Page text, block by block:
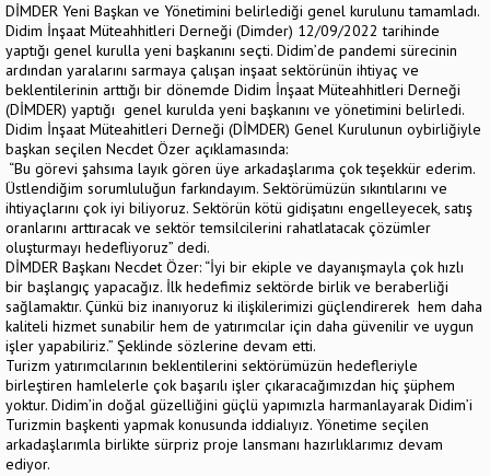
DİMDER Yeni Başkan ve Yönetimini belirlediği genel kurulunu tamamladı.
Didim İnşaat Müteahhitleri Derneği (Dimder) 12/09/2022 tarihinde
yaptığı genel kurulla yeni başkanını seçti. Didim’de pandemi sürecinin
ardından yaralarını sarmaya çalışan inşaat sektörünün ihtiyaç ve
beklentilerinin arttığı bir dönemde Didim İnşaat Müteahhitleri Derneği
(DİMDER) yaptığı genel kurulda yeni başkanını ve yönetimini belirledi.
Didim İnşaat Müteahitleri Derneği (DİMDER) Genel Kurulunun oybirliğiyle
başkan seçilen Necdet Özer açıklamasında:
“Bu görevi şahsıma layık gören üye arkadaşlarıma çok teşekkür ederim.
Üstlendiğim sorumluluğun farkındayım. Sektörümüzün sıkıntılarını ve
ihtiyaçlarını çok iyi biliyoruz. Sektörün kötü gidişatını engelleyecek, satış
oranlarını arttıracak ve sektör temsilcilerini rahatlatacak çözümler
oluşturmayı hedefliyoruz” dedi.
DİMDER Başkanı Necdet Özer: “İyi bir ekiple ve dayanışmayla çok hızlı
bir başlangıç yapacağız. İlk hedefimiz sektörde birlik ve beraberliği
sağlamaktır. Çünkü biz inanıyoruz ki ilişkilerimizi güçlendirerek hem daha
kaliteli hizmet sunabilir hem de yatırımcılar için daha güvenilir ve uygun
işler yapabiliriz.” Şeklinde sözlerine devam etti.
Turizm yatırımcılarının beklentilerini sektörümüzün hedefleriyle
birleştiren hamlelerle çok başarılı işler çıkaracağımızdan hiç şüphem
yoktur. Didim’in doğal güzelliğini güçlü yapımızla harmanlayarak Didim’i
Turizmin başkenti yapmak konusunda iddialıyız. Yönetime seçilen
arkadaşlarımla birlikte sürpriz proje lansmanı hazırlıklarımız devam
ediyor.